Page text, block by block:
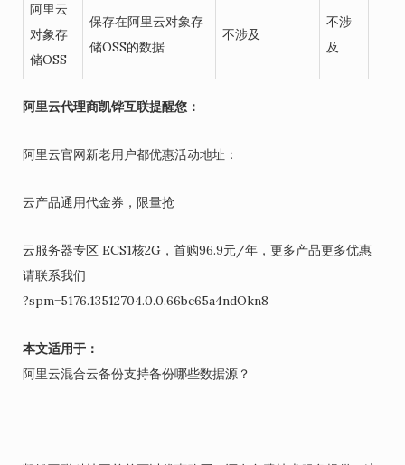
阿里云
对象存
储OSS
保存在阿里云对象存
储OSS的数据
不涉及
不涉
及
阿里云代理商凯铧互联提醒您：
阿里云官网新老用户都优惠活动地址：
云产品通用代金券，限量抢
云服务器专区 ECS1核2G，首购96.9元/年，更多产品更多优惠
请联系我们
?spm=5176.13512704.0.0.66bc65a4ndOkn8
本文适用于：
阿里云混合云备份支持备份哪些数据源？